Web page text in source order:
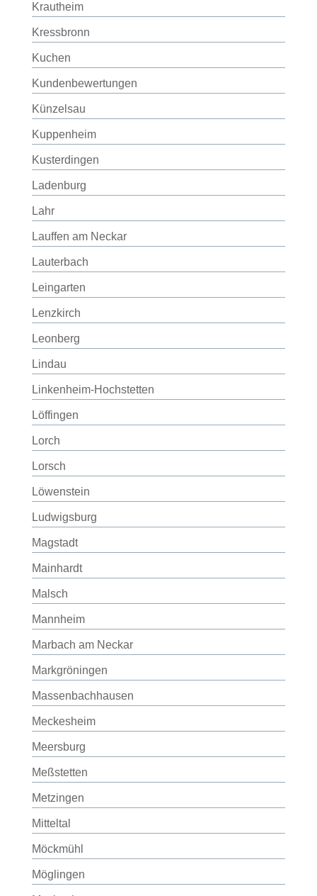
Krautheim
Kressbronn
Kuchen
Kundenbewertungen
Künzelsau
Kuppenheim
Kusterdingen
Ladenburg
Lahr
Lauffen am Neckar
Lauterbach
Leingarten
Lenzkirch
Leonberg
Lindau
Linkenheim-Hochstetten
Löffingen
Lorch
Lorsch
Löwenstein
Ludwigsburg
Magstadt
Mainhardt
Malsch
Mannheim
Marbach am Neckar
Markgröningen
Massenbachhausen
Meckesheim
Meersburg
Meßstetten
Metzingen
Mitteltal
Möckmühl
Möglingen